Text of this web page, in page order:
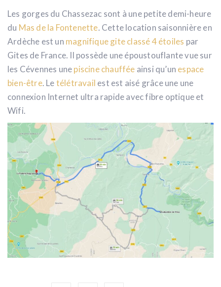
Les gorges du Chassezac sont à une petite demi-heure
du Mas de la Fontenette. Cette location saisonnière en
Ardèche est un magnifique gite classé 4 étoiles par
Gites de France. Il possède une époustouflante vue sur
les Cévennes unepiscine chauffée ainsi qu’un espace
bien-être. Letélétravail est est aisé grâce une une
connexion Internet ultra rapide avec fibre optique et
Wifi.